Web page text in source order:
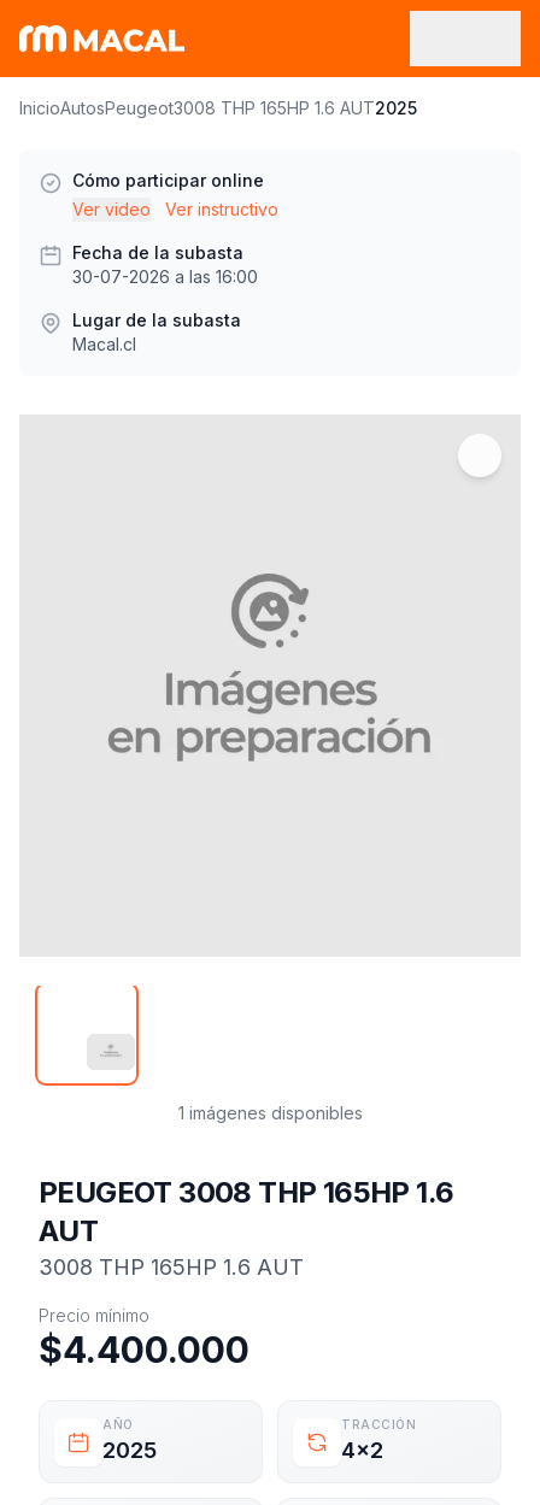
InicioAutosPeugeot3008 THP 165HP 1.6 AUT2025
Cómo participar online
Ver video
Ver instructivo
Fecha de la subasta
30-07-2026 a las 16:00
Lugar de la subasta
Macal.cl
Imagen 1
1 imágenes disponibles
PEUGEOT 3008 THP 165HP 1.6
AUT
3008 THP 165HP 1.6 AUT
Información del vehículo
Precio mínimo
$4.400.000
AÑO
2025
TRACCIÓN
4x2